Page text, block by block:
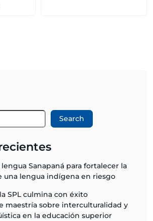
Search
Sanapaná para fortalecer la
una lengua indígena en riesgo
SPL culmina con éxito
maestría sobre interculturalidad y
en la educación superior